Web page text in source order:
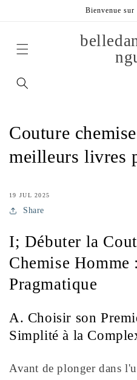
Bienvenue
Couture
meilleurs livres
19 JUL 2025
Share
I; Débuter la
Chemise
Pragmatique
A. Choisir son
Simplité à la
Avant de plonger dans